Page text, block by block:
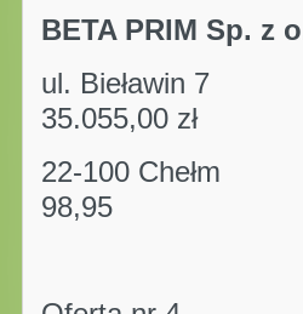
BETA PRIM Sp. z
ul.
35.055,00 zł
22-100
98,95